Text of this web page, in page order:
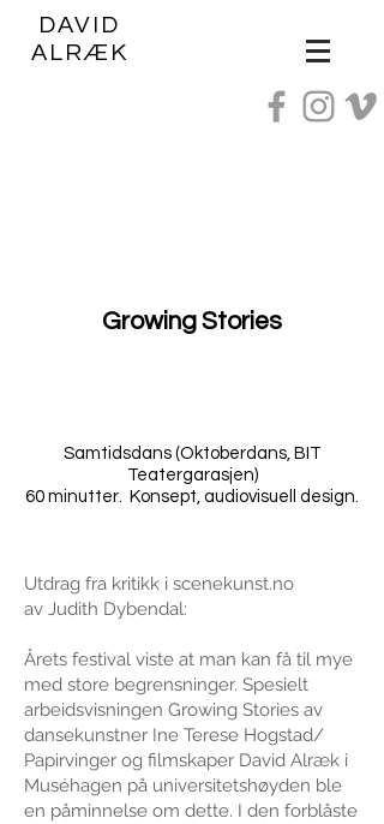
DAVID
ALRÆK
Growing Stories
Samtidsdans (Oktoberdans, BIT
Teatergarasjen)
60 minutter. Konsept, audiovisuell design.
Utdrag fra kritikk i scenekunst.no
av Judith Dybendal:
Årets festival viste at man kan få til mye
med store begrensninger. Spesielt
arbeidsvisningen Growing Stories av
dansekunstner Ine Terese Hogstad/
Papirvinger og filmskaper David Alræk i
Muséhagen på universitetshøyden ble
en påminnelse om dette. I den forblåste